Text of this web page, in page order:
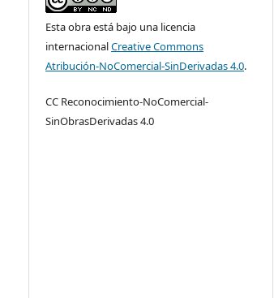
Esta obra está bajo una licencia
internacionalCreative Commons
Atribución-NoComercial-SinDerivadas 4.0.
CC Reconocimiento-NoComercial-
SinObrasDerivadas 4.0